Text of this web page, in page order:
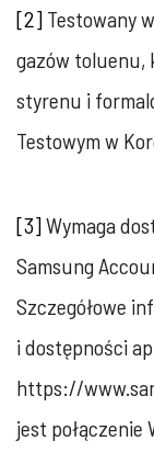
[2] Testowany
gazów toluenu,
styrenu i
Testowym w
[3]Wymaga
Samsung
Szczegółowe
i dostępności
https://
jest połączenie